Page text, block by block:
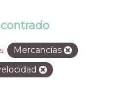
Mercancías